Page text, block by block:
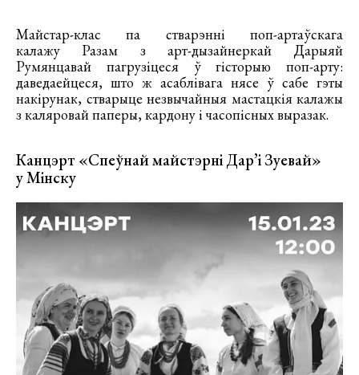
Майстар-клас па стварэнні поп-артаўскага
калажу Разам з арт-дызайнеркай Дарыяй
Румянцавай пагрузіцеся ў гісторыю поп-арту:
даведаейцеся, што ж асаблівага нясе ў сабе гэты
накірунак, стварыце незвычайныя мастацкія калажы
з каляровай паперы, кардону і часопісных выразак.
Канцэрт «Спеўнай майстэрні Дар’і Зуевай»
у Мінску